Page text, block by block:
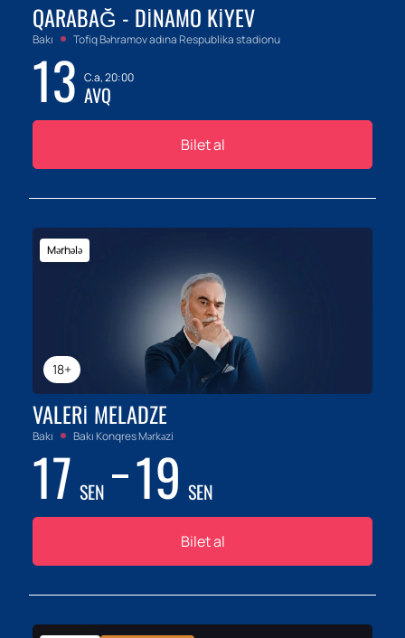
QARABAĞ - DINAMO KIYEV
Bakı Tofiq Bəhramov adına Respublika stadionu
13 C.a, 20:00
AVQ
Bilet al
18+
Mərhələ
VALERI MELADZE
Bakı Bakı Konqres Mərkəzi
17 SEN 19 SEN
Bilet al